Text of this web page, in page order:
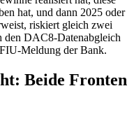
hat, und dann 2025 oder
riskiert gleich zwei
den DAC8-Datenabgleich
Meldung der Bank.
Beide Fronten